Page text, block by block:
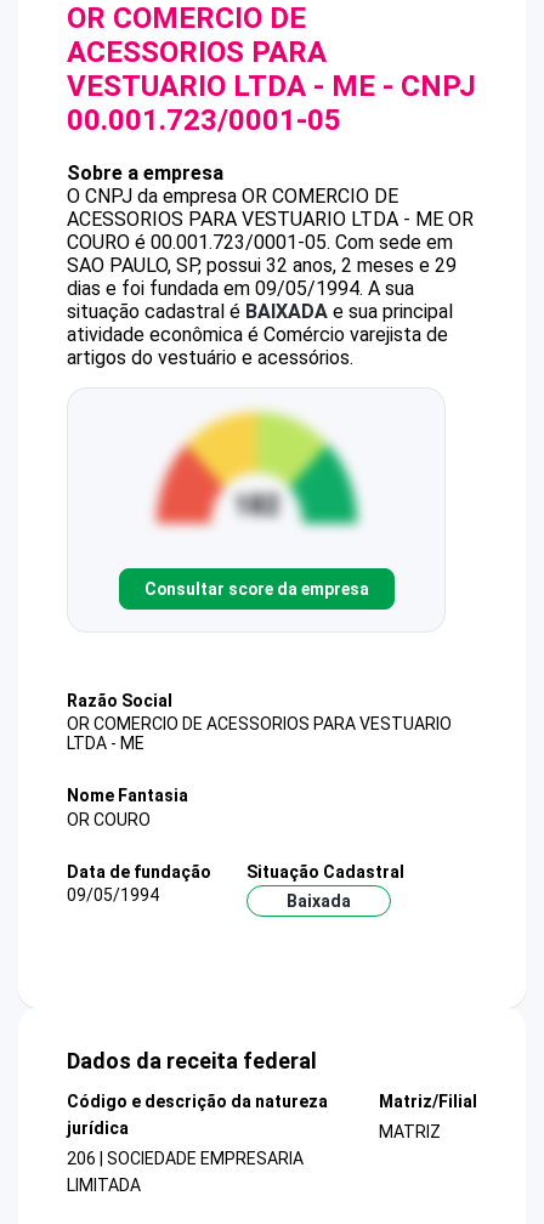
OR COMERCIO DE
ACESSORIOS PARA
VESTUARIO LTDA - ME - CNPJ
00.001.723/0001-05
Sobre a empresa
O CNPJ da empresa OR COMERCIO DE
ACESSORIOS PARA VESTUARIO LTDA - ME OR
COURO é 00.001.723/0001-05. Com sede em
SAO PAULO, SP, possui 32 anos, 2 meses e 29
dias e foi fundada em 09/05/1994. A sua
situação cadastral é BAIXADA e sua principal
atividade econômica é Comércio varejista de
artigos do vestuário e acessórios.
Consultar score da empresa
Razão Social
OR COMERCIO DE ACESSORIOS PARA VESTUARIO
LTDA - ME
Nome Fantasia
OR COURO
Data de fundação
09/05/1994
Situação Cadastral
Baixada
Dados da receita federal
Código e descrição da natureza
jurídica
206 | SOCIEDADE EMPRESARIA
LIMITADA
Matriz/Filial
MATRIZ